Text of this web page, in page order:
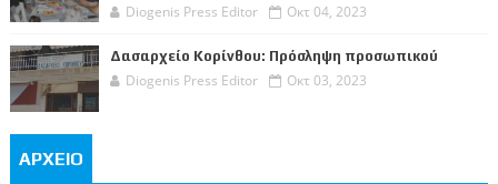
Diogenis Press Editor Οκτ 04, 2023
Δασαρχείο Κορίνθου: Πρόσληψη προσωπικού
Diogenis Press Editor Οκτ 03, 2023
ΑΡΧΕΙΟ